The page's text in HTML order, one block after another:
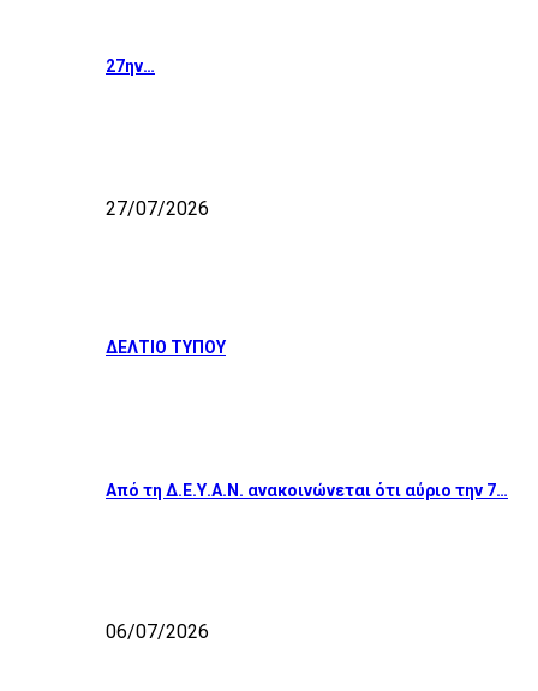
27ην…
27/07/2026
ΔΕΛΤΙΟ ΤΥΠΟΥ
Από τη Δ.Ε.Υ.Α.Ν. ανακοινώνεται ότι αύριο την 7…
06/07/2026